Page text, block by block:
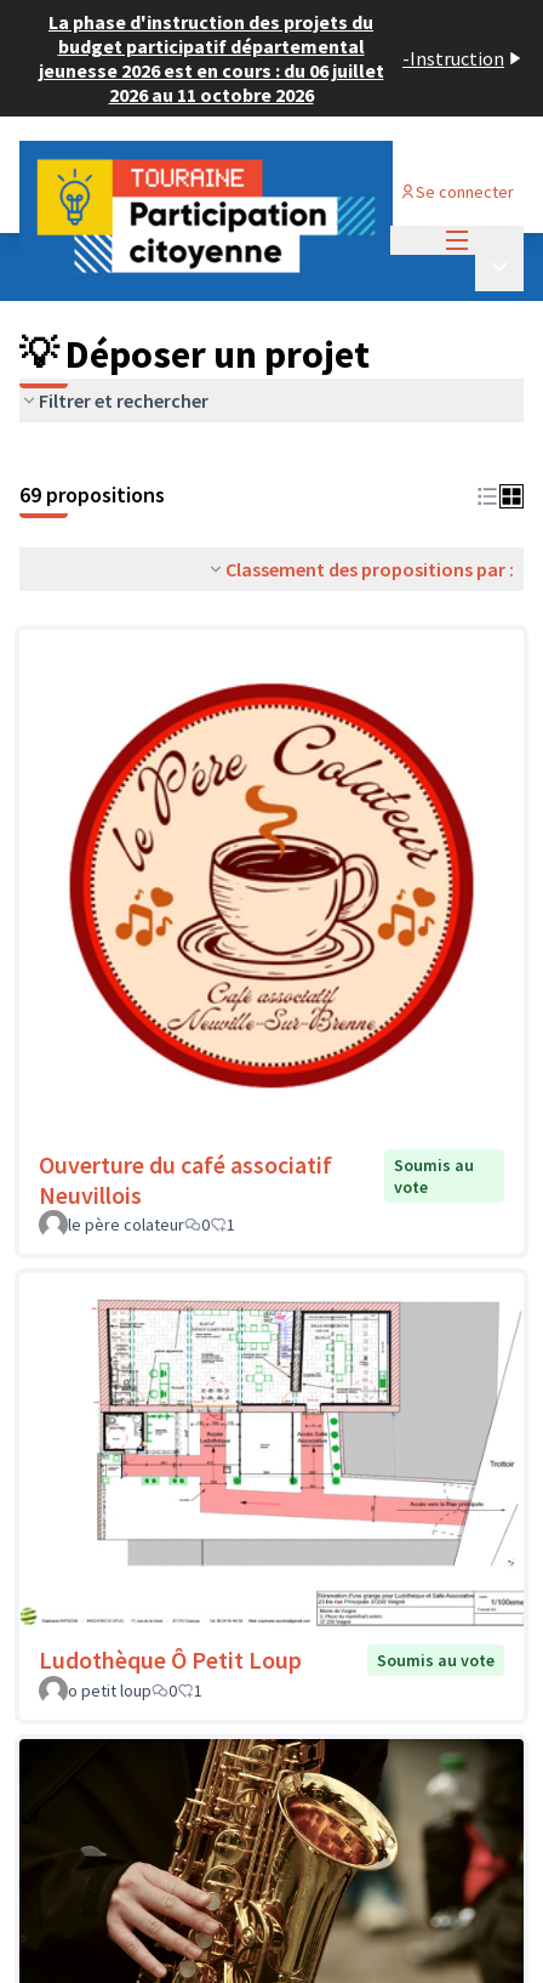
La phase d'instruction des projets du
budget participatif départemental
jeunesse 2026 est en cours : du 06 juillet
2026 au 11 octobre 2026
-Instruction
Se connecter
Budget Participatif ADULTE 2024
💡 Déposer un projet
💡 Déposer un projet
Filtrer et rechercher
69 propositions
Classement des propositions par :
Ouverture du café associatif
Neuvillois
Soumis au
vote
le père colateur
0 1
Ludothèque Ô Petit Loup
Soumis au vote
o petit loup
0 1